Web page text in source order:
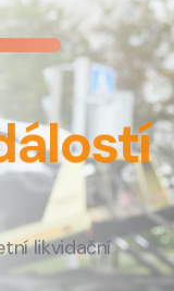
likvidační